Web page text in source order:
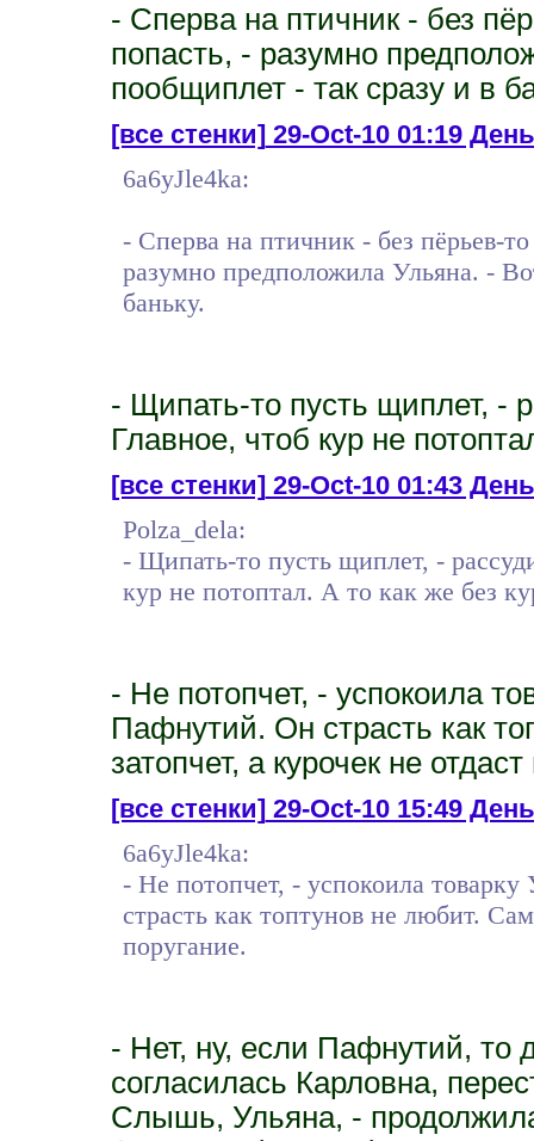
- Сперва на птичник - без
попасть, - разумно
пообщиплет - так сразу и в
[все стенки]29-Oct-10 01:19
6a6yJle4ka:
- Сперва на птичник - без пёрьев-
разумно предположила Ульяна. -
баньку.
- Щипать-то пусть щиплет, -
Главное, чтоб кур не
[все стенки]29-Oct-10 01:43
Polza_dela:
- Щипать-то пусть щиплет, -
кур не потоптал. А то как же без
- Не потопчет, - успокоила
Пафнутий. Он страсть как
затопчет, а курочек не
[все стенки]29-Oct-10 15:49
6a6yJle4ka:
- Не потопчет, - успокоила
страсть как топтунов не любит.
поругание.
- Нет, ну, если Пафнутий, то
согласилась Карловна,
Слышь, Ульяна, -